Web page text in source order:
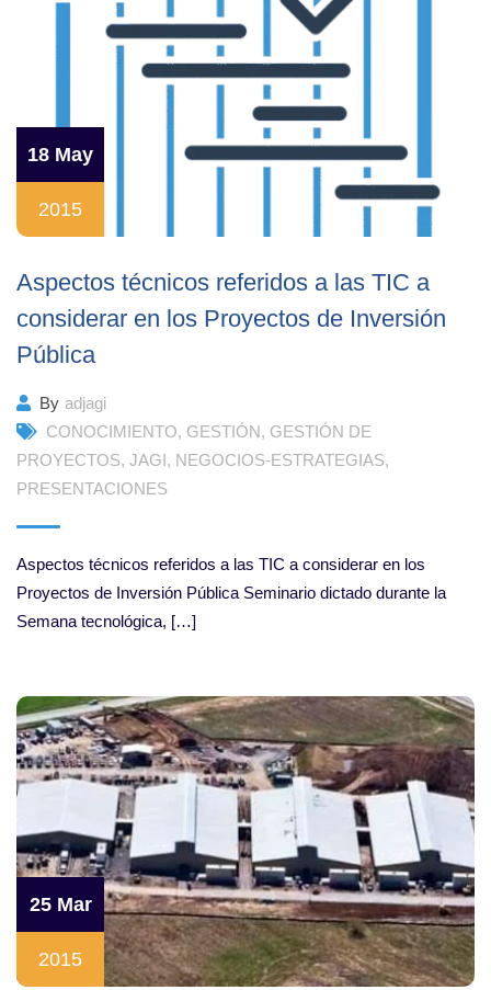
18 May
2015
Aspectos técnicos referidos a las TIC a
considerar en los Proyectos de Inversión
Pública
By adjagi
CONOCIMIENTO, GESTIÓN, GESTIÓN DE
PROYECTOS, JAGI, NEGOCIOS-ESTRATEGIAS,
PRESENTACIONES
Aspectos técnicos referidos a las TIC a considerar en los
Proyectos de Inversión Pública Seminario dictado durante la
Semana tecnológica, […]
25 Mar
2015